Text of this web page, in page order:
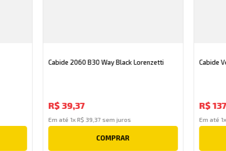
Cabide 2060 B30 Way Black Lorenzetti
R$ 39,37
Em até 1x R$ 39 37 sem juros
COMPRAR
Cabide
R$137
Em até 1